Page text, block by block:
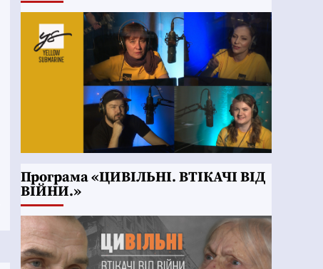
Програма «ЦИВІЛЬНІ. ВТІКАЧІ ВІД
ВІЙНИ.»